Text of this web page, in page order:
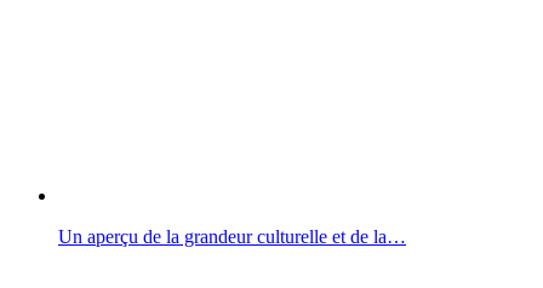
Un aperçu de la grandeur culturelle et de la…